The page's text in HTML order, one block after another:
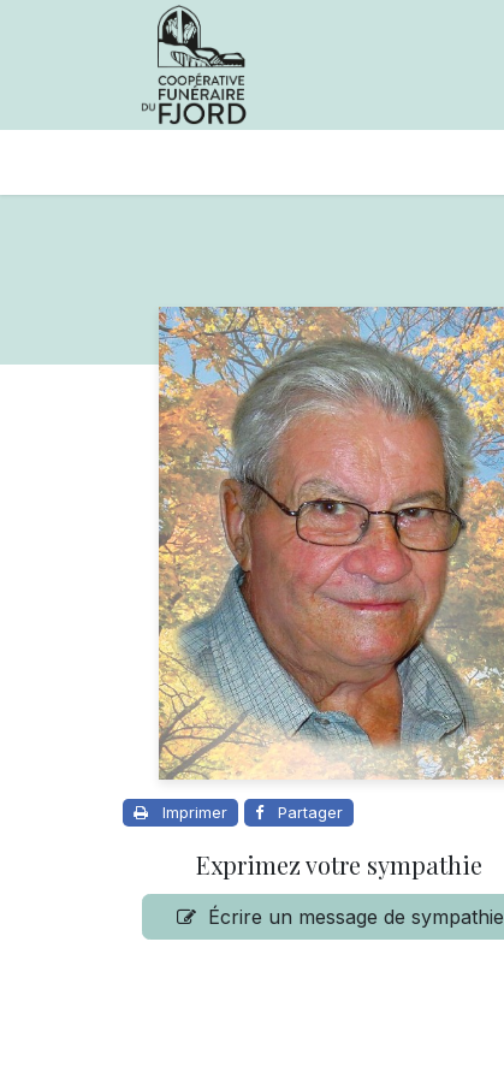
Imprimer Partager
Exprimez votre sympathie
Écrire un message de sympathie